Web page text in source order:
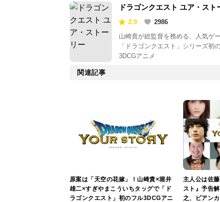
ドラゴンクエスト ユア・スト
リー2.9
2986
山崎貴が総監督を務める、人気ゲ
「ドラゴンクエスト」シリーズ初
3DCGアニメ
関連記事
原案は「天空の花嫁」！山崎貴×堀井
雄二×すぎやまこういちタッグで「ド
ラゴンクエスト」初のフル3DCGアニ
主人公は佐
スト』予告
之、ビアン